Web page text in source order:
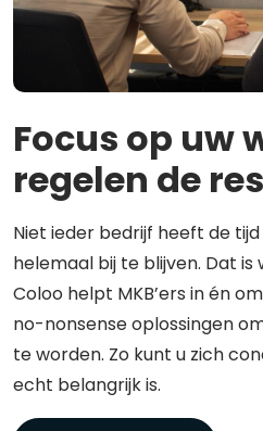
Focus op uw
regelen de
Niet ieder bedrijf heeft de
helemaal bij te blijven. Dat is
Coloo helpt MKB’ers in én
no-nonsense oplossingen
te worden. Zo kunt u zich
echt belangrijk is.